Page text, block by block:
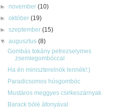
► november(10)
►október(19)
►szeptember(15)
▼augusztus(8)
Gombás tokány petrezselymes
zsemlegombóccal
Ha én miniszterelnök lennék!:)
Paradicsomos húsgombóc
Mustáros meggyes csirkeszárnyak
Barack bólé áfonyával